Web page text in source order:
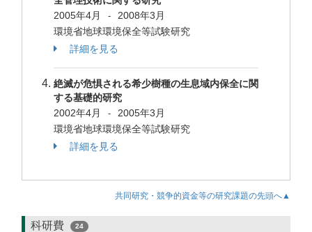
2005年4月
-
2008年3月
環境省地球環境保全等試験研究
詳細を見る
絶滅が危惧される希少樹種の生息域内保全に関
する基礎的研究
2002年4月
-
2005年3月
環境省地球環境保全等試験研究
詳細を見る
共同研究・競争的資金等の研究課題の先頭へ▲
科研費 24